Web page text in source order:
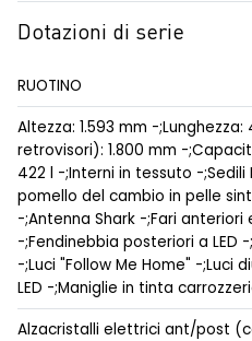
Dotazioni di serie
RUOTINO
Altezza: 1.593 mm -
retrovisori): 1.800 mm -
422 l -;Interni in tessuto -
pomello del cambio in pelle
-;Antenna Shark -;Fari anteriori
-;Fendinebbia posteriori a LED -
-;Luci "Follow Me Home" -;Luci
LED -;Maniglie in tinta
Alzacristalli elettrici ant/post